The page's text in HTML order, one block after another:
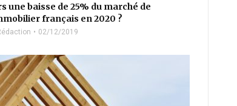
une baisse de 25% du marché de
français en 2020 ?
02/12/2019